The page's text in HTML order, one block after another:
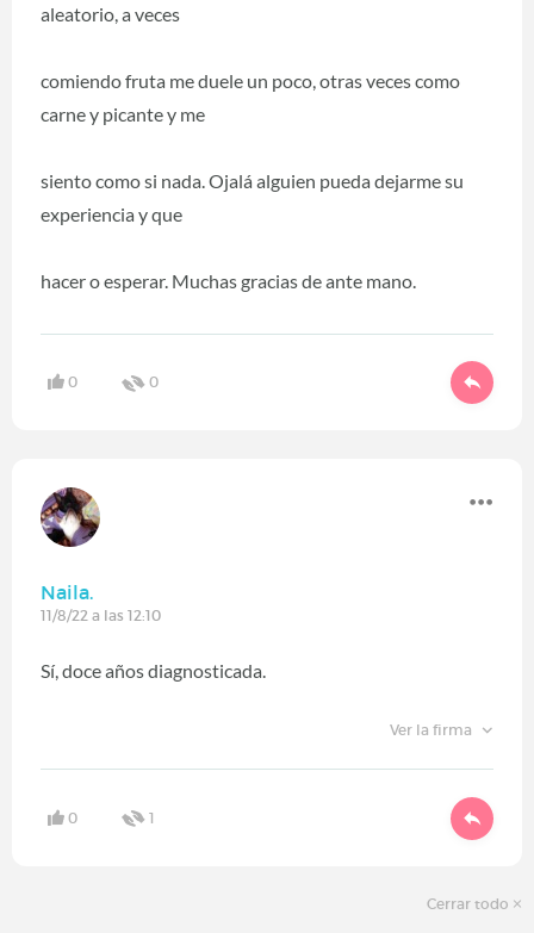
aleatorio, a veces
comiendo fruta me duele un poco, otras veces como
carne y picante y me
siento como si nada. Ojalá alguien pueda dejarme su
experiencia y que
hacer o esperar. Muchas gracias de ante mano.
0 0
Naila.
11/8/22 a las 12:10
Sí, doce años diagnosticada.
Ver la firma
0 1
Cerrar todo